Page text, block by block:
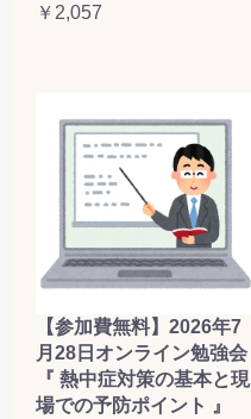
￥2,057
【参加費無料】2026年7
月28日オンライン勉強会
『 熱中症対策の基本と現
場での予防ポイント 』